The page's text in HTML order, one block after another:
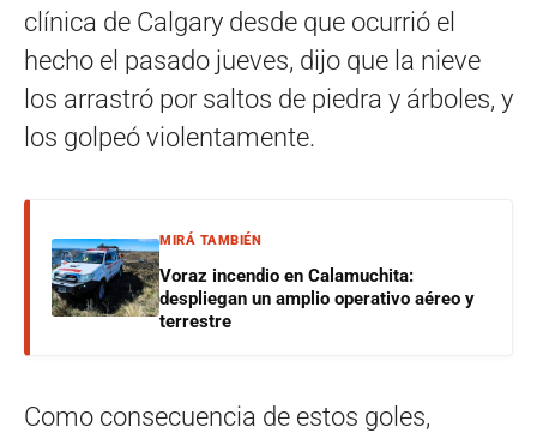
clínica de Calgary desde que ocurrió el
hecho el pasado jueves, dijo que la nieve
los arrastró por saltos de piedra y árboles, y
los golpeó violentamente.
MIRÁ TAMBIÉN
Voraz incendio en Calamuchita:
despliegan un amplio operativo aéreo y
terrestre
Como consecuencia de estos goles,